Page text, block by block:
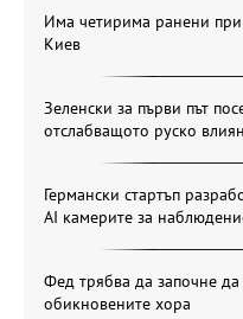
Има четирима ранени
Киев
Зеленски за първи път
отслабващото руско
Германски стартъп
AI камерите за
Фед трябва да започне
обикновените хора